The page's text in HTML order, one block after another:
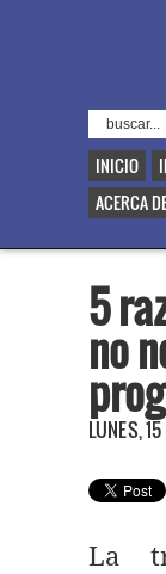
INICIO
ACERCA
5
no
LUNES,
La